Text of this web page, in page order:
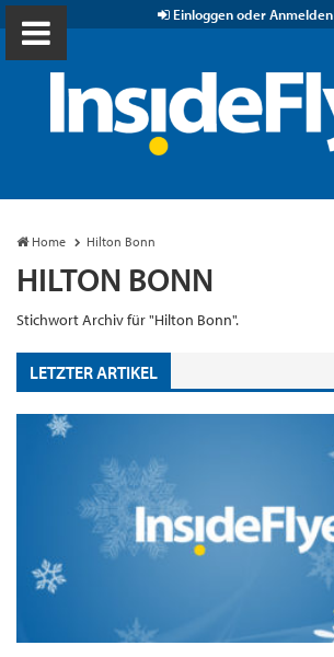
Einloggen oder Anmelden
Home Hilton Bonn
HILTON BONN
Stichwort Archiv für "Hilton Bonn".
LETZTER ARTIKEL